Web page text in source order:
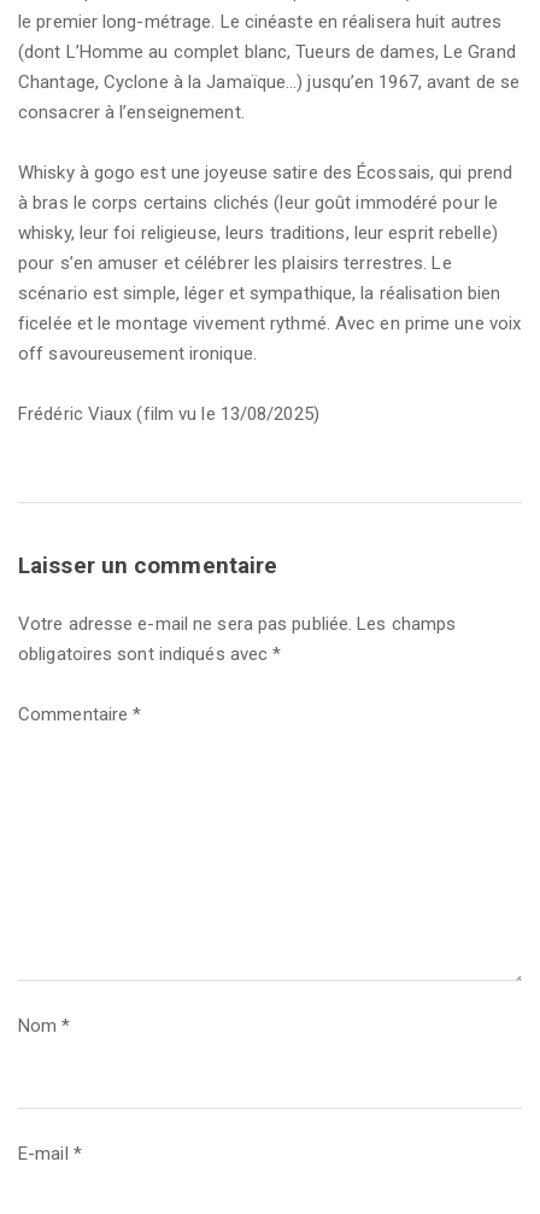
le premier long-métrage. Le cinéaste en réalisera huit autres
(dont L’Homme au complet blanc, Tueurs de dames, Le Grand
Chantage, Cyclone à la Jamaïque…) jusqu’en 1967, avant de se
consacrer à l’enseignement.
Whisky à gogo est une joyeuse satire des Écossais, qui prend
à bras le corps certains clichés (leur goût immodéré pour le
whisky, leur foi religieuse, leurs traditions, leur esprit rebelle)
pour s’en amuser et célébrer les plaisirs terrestres. Le
scénario est simple, léger et sympathique, la réalisation bien
ficelée et le montage vivement rythmé. Avec en prime une voix
off savoureusement ironique.
Frédéric Viaux (film vu le 13/08/2025)
Laisser un commentaire
Votre adresse e-mail ne sera pas publiée. Les champs
obligatoires sont indiqués avec*
Commentaire*
Nom*
E-mail *